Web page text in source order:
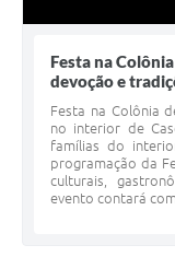
Festa na
devoção e
Festa na Colônia
no interior de
famílias do
programação da
culturais,
evento contará